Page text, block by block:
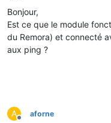
Bonjour,
Est ce que le module
du Remora) et connecté
aux ping ?
A aforne